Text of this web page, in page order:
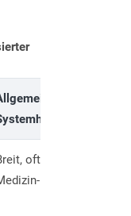
IT-
oft ohne
Fokus